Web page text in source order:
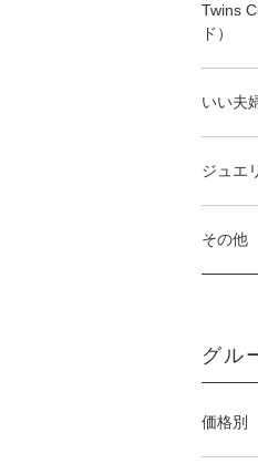
Twins
ド）
いい夫
ジュエ
その他
グル
価格別